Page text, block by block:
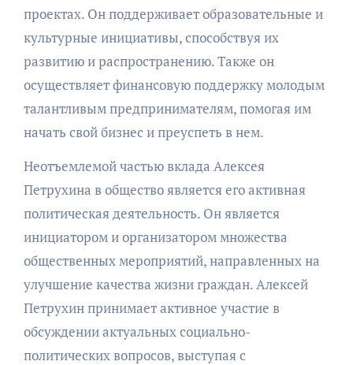
проектах. Он поддерживает образовательные и
культурные инициативы, способствуя их
развитию и распространению. Также он
осуществляет финансовую поддержку молодым
талантливым предпринимателям, помогая им
начать свой бизнес и преуспеть в нем.
Неотъемлемой частью вклада Алексея
Петрухина в общество является его активная
политическая деятельность. Он является
инициатором и организатором множества
общественных мероприятий, направленных на
улучшение качества жизни граждан. Алексей
Петрухин принимает активное участие в
обсуждении актуальных социально-
политических вопросов, выступая с